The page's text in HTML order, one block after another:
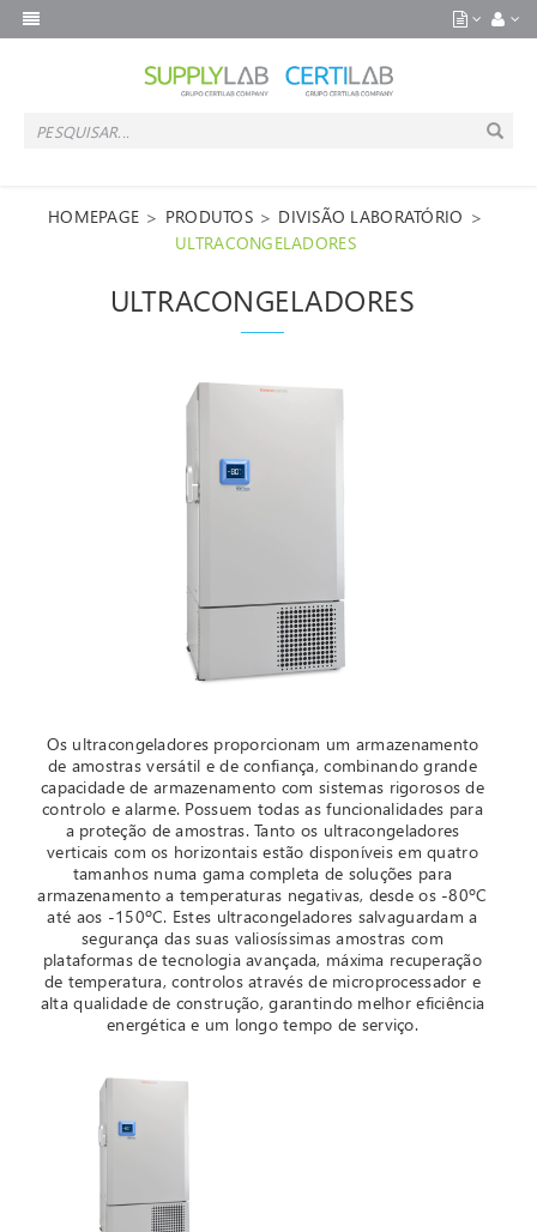
HOMEPAGE > PRODUTOS > DIVISÃO LABORATÓRIO >
ULTRACONGELADORES
ULTRACONGELADORES
Os ultracongeladores proporcionam um armazenamento
de amostras versátil e de confiança, combinando grande
capacidade de armazenamento com sistemas rigorosos de
controlo e alarme. Possuem todas as funcionalidades para
a proteção de amostras. Tanto os ultracongeladores
verticais com os horizontais estão disponíveis em quatro
tamanhos numa gama completa de soluções para
armazenamento a temperaturas negativas, desde os -80ºC
até aos -150ºC. Estes ultracongeladores salvaguardam a
segurança das suas valiosíssimas amostras com
plataformas de tecnologia avançada, máxima recuperação
de temperatura, controlos através de microprocessador e
alta qualidade de construção, garantindo melhor eficiência
energética e um longo tempo de serviço.